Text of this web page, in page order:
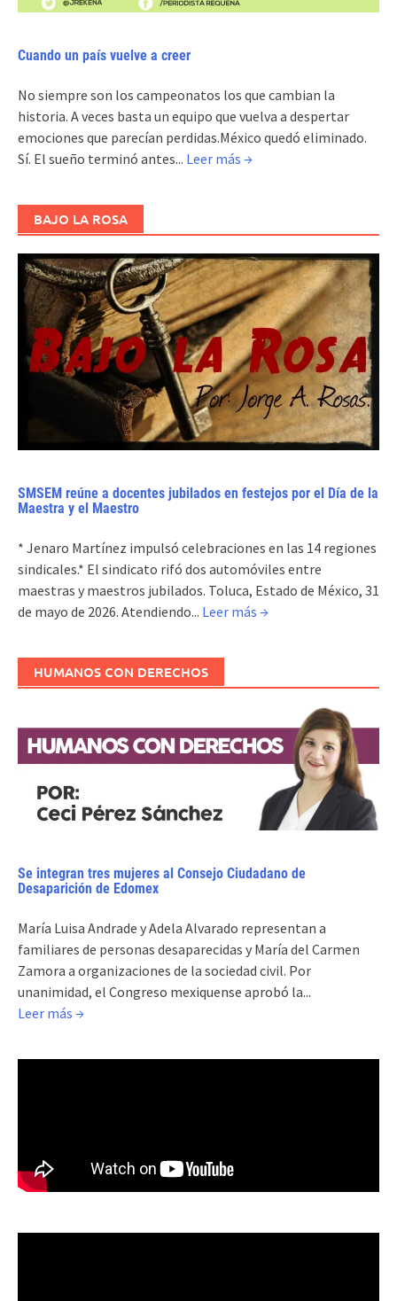
Cuando un país vuelve a creer
No siempre son los campeonatos los que cambian la
historia. A veces basta un equipo que vuelva a despertar
emociones que parecían perdidas.México quedó eliminado.
Sí. El sueño terminó antes... Leer más →
BAJO LA ROSA
SMSEM reúne a docentes jubilados en festejos por el Día de la
Maestra y el Maestro
* Jenaro Martínez impulsó celebraciones en las 14 regiones
sindicales.* El sindicato rifó dos automóviles entre
maestras y maestros jubilados. Toluca, Estado de México, 31
de mayo de 2026. Atendiendo... Leer más →
HUMANOS CON DERECHOS
Se integran tres mujeres al Consejo Ciudadano de
Desaparición de Edomex
María Luisa Andrade y Adela Alvarado representan a
familiares de personas desaparecidas y María del Carmen
Zamora a organizaciones de la sociedad civil. Por
unanimidad, el Congreso mexiquense aprobó la...
Leer más →